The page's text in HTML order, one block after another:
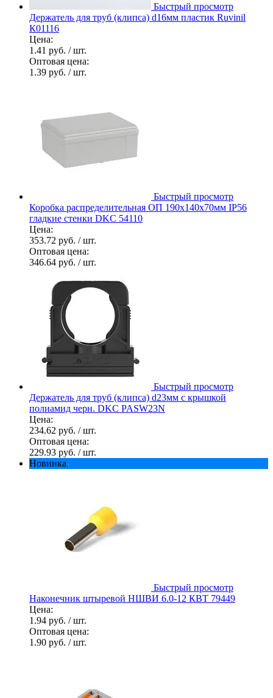
Быстрый просмотр
Держатель для труб (клипса) d16мм пластик Ruvinil
К01116
Цена:
1.41 руб. / шт.
Оптовая цена:
1.39 руб. / шт.
Быстрый просмотр
Коробка распределительная ОП 190х140х70мм IP56
гладкие стенки DKC 54110
Цена:
353.72 руб. / шт.
Оптовая цена:
346.64 руб. / шт.
Быстрый просмотр
Держатель для труб (клипса) d23мм с крышкой
полиамид черн. DKC PASW23N
Цена:
234.62 руб. / шт.
Оптовая цена:
229.93 руб. / шт.
Новинка
Быстрый просмотр
Наконечник штыревой НШВИ 6.0-12 КВТ 79449
Цена:
1.94 руб. / шт.
Оптовая цена:
1.90 руб. / шт.